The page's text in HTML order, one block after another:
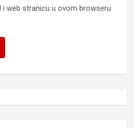
i web stranicu u ovom browseru